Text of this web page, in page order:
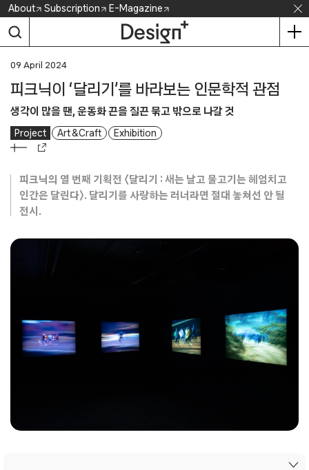
Skip
content
About Subscription E-Magazine
09 April 2024
피크닉이 ‘달리기’를 바라보는 인문학적 관점
생각이 많을 땐, 운동화 끈을 질끈 묶고 밖으로 나갈 것
Project Art & Craft Exhibition
피크닉의 열 번째 기획전 〈달리기 : 새는 날고 물고기는 헤엄치고
인간은 달린다〉. 달리기를 사랑하는 러너라면 절대 놓쳐선 안 될
전시.